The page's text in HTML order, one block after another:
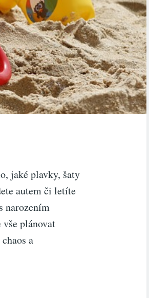
jaké plavky, šaty
autem či letíte
narozením
plánovat
a